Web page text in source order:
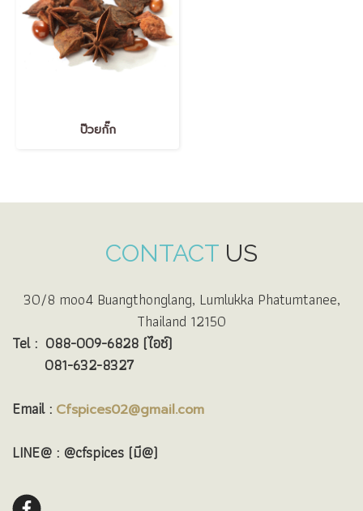
ป๊วยกั๊ก
CONTACT US
30/8 moo4 Buangthonglang, Lumlukka Phatumtanee,
Thailand 12150
Tel : 088-009-6828 (ไอซ์)
081-632-8327
Email : Cfspices02@gmail.com
LINE@ : @cfspices (มี@)